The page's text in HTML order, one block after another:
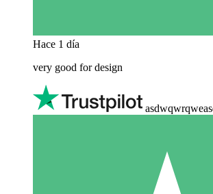
Hace 1 día
very good for design